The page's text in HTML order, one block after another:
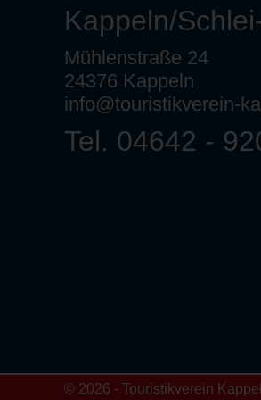
Kappeln/
Mühlenstraße 24
24376 Kappeln
info@touristikverein-
Tel. 04642 -
© 2026 - Touristikverein